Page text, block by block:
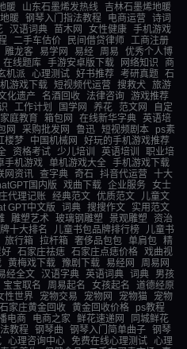
暖 山东石墨烯发热线
吉林石墨烯地暖
暖 钢琴入门指法教程 电商运营
诗词
汉语词典 苗木网 女性健康 手机游戏
二手车估价 民间借贷律师
工商注册
雕龙客 易学网 易经 周易
优秀个人博
在线题库 手游安卓版下载 网络知识
商
机派 心理测试 好书推荐 考研真题 石
游戏下载 短视频代运营 搜救犬 旅游
化遗产 名酒回收 法律咨询 游戏推荐
工作计划 国学网 养花 范文网
自定
家庭教育 箱包网 在线新华字典 英语培
网 采购批发网 鲁迅 短视频剧本
ps素
楼梦 中国机械网
好玩的手机游戏推荐
资格考试 少儿培训 英语培训
职业培
手机游戏 单机游戏大全
手机游戏下载
网资讯 查字典 奇石 抖音代运营 十大
国内版 戏曲下载 企业服务
女士
代理记账 经典范文 优质范文
儿童文
GPT中文版 词典 搜搜作文
实用范文
雕塑艺术 玻璃钢雕塑 景观雕塑
资治
十大排名 儿童书包品牌排行榜
儿童书
旅行箱 拉杆箱 奢侈品包包 单肩包 精
石家庄祛痣 石家庄点痣价格 戏曲视
黄梅戏下载 豫剧下载 易经网
周易网
经全文 汉语字典 英语词典 词典
男孩
宝宝取名 周易起名 女孩起名
道德经原
性世界 宠物交易 宠物网 宠物猫
宠物
石家庄黄金回收 黄金回收价格
ps教程
电商 电商之家 鲜花速递网
同城鲜花
教程 钢琴曲 钢琴入门简单曲子 钢琴
心理咨询中心 免费在线心理测试 心理